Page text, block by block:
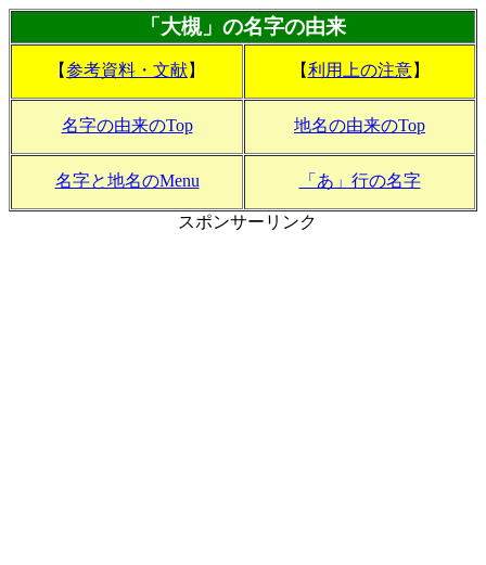
「大槻」の名字の由来
【参考資料・文献】 【利用上の注意】
名字の由来のTop 地名の由来のTop
名字と地名のMenu 「あ」行の名字
スポンサーリンク